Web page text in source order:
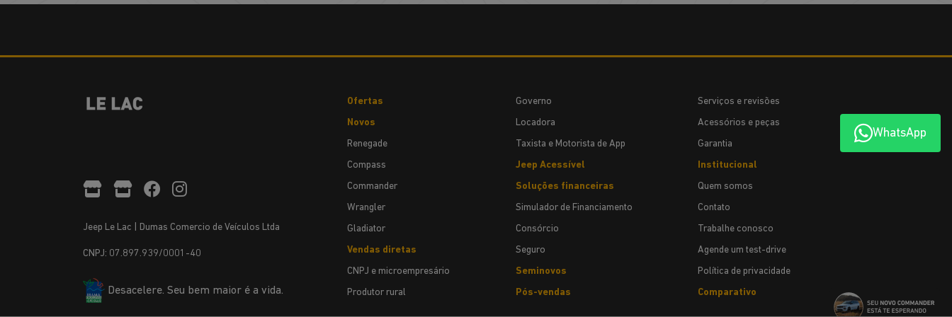
WhatsApp
Jeep Le Lac | Dumas Comercio de Veículos Ltda
CNPJ: 07.897.939/0001-40
Desacelere. Seu bem maior é a vida.
Ofertas
Novos
Renegade
Compass
Commander
Wrangler
Gladiator
Vendas diretas
CNPJ e microempresário
Produtor rural
Governo
Locadora
Taxista e Motorista de App
Jeep Acessível
Soluções financeiras
Simulador de Financiamento
Consórcio
Seguro
Seminovos
Pós-vendas
Serviços e revisões
Acessórios e peças
Garantia
Institucional
Quem somos
Contato
Trabalhe conosco
Agende um test-drive
Política de privacidade
Comparativo